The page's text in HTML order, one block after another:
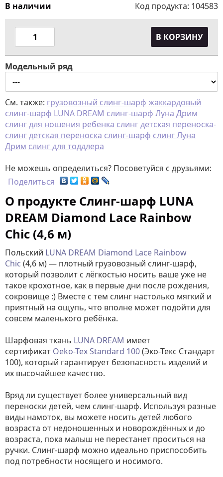
В наличии Код продукта: 104583
В КОРЗИНУ
Модельный ряд
См. также: грузовозный слинг-шарф жаккардовый
слинг-шарф LUNA DREAM слинг-шарф Луна Дрим
слинг для ношения ребенка слингдетская переноска-
слингдетская переноска слинг-шарф слинг Луна
Дрим слинг для тоддлера
Не можешь определиться? Посоветуйся с друзьями:
Поделиться
О продукте Слинг-шарф LUNA
DREAM Diamond Lace Rainbow
Chic (4,6 м)
Польский LUNA DREAM Diamond Lace Rainbow
Chic (4,6 м) — плотный грузовозный слинг-шарф,
который позволит с лёгкостью носить ваше уже не
такое крохотное, как в первые дни после рождения,
сокровище :) Вместе с тем слинг настолько мягкий и
приятный на ощупь, что вполне может подойти для
совсем маленького ребёнка.
Шарфовая ткань LUNA DREAM имеет
сертификат Oeko-Tex Standard 100(Эко-Текс Стандарт
100), который гарантирует безопасность изделий и
их высочайшее качество.
Вряд ли существует более универсальный вид
переноски детей, чем слинг-шарф. Используя разные
виды намоток, вы можете носить детей любого
возраста от недоношенных и новорождённых и до
возраста, пока малыш не перестанет проситься на
ручки. Слинг-шарф можно идеально приспособить
под потребности носящего и носимого.